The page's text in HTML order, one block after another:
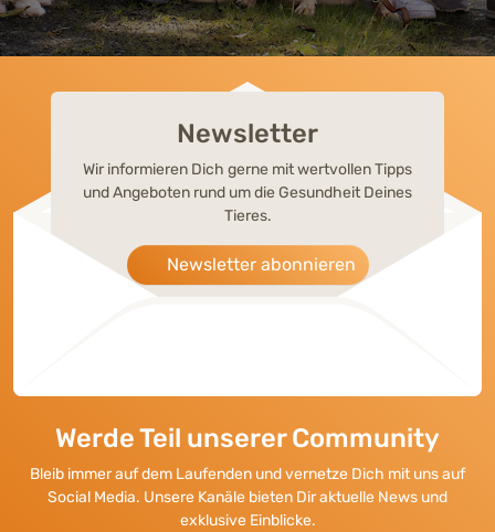
Newsletter
Wir informieren Dich gerne mit wertvollen Tipps
und Angeboten rund um die Gesundheit Deines
Tieres.
Newsletter abonnieren
Werde Teil unserer Community
Bleib immer auf dem Laufenden und vernetze Dich mit uns auf
Social Media. Unsere Kanäle bieten Dir aktuelle News und
exklusive Einblicke.